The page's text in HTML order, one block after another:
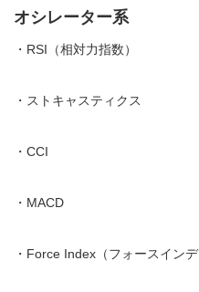
オシレーター系
・ RSI（相対力指数）
・ ストキャスティクス
・ CCI
・ MACD
・ Force Index（フォースインデ